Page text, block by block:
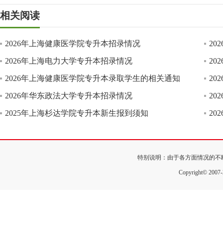
相关阅读
2026年上海健康医学院专升本招录情况
2026年上海电力大学专升本招录情况
2026年上海健康医学院专升本录取学生的相关通知
2026年华东政法大学专升本招录情况
2025年上海杉达学院专升本新生报到须知
特别说明：由于各方面情况的
Copyright©